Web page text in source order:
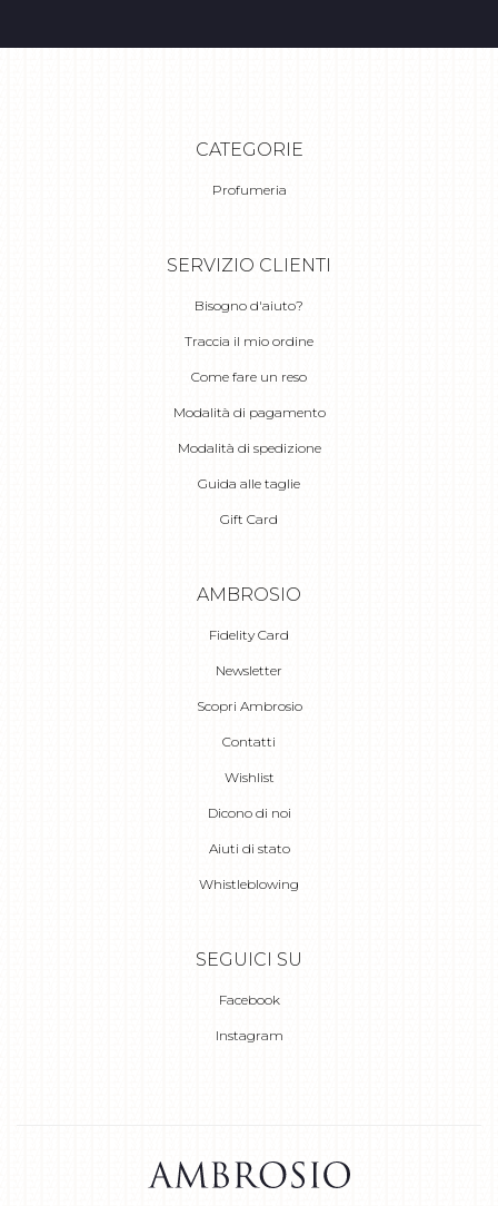
CATEGORIE
Profumeria
SERVIZIO CLIENTI
Bisogno d'aiuto?
Traccia il mio ordine
Come fare un reso
Modalità di pagamento
Modalità di spedizione
Guida alle taglie
Gift Card
AMBROSIO
Fidelity Card
Newsletter
Scopri Ambrosio
Contatti
Wishlist
Dicono di noi
Aiuti di stato
Whistleblowing
SEGUICI SU
Facebook
Instagram